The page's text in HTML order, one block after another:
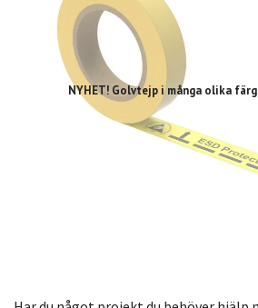
NYHET! Golvtejp i många olika